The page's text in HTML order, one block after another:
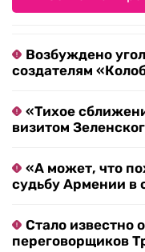
Возбуждено
создателям
«Тихое
визитом
«А может, что
судьбу Армении в
Стало известно
переговорщиков